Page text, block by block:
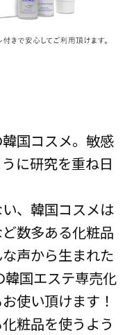
国コスメ。敏感
に研究を重ね日
、韓国コスメは
数多ある化粧品
声から生まれた
韓国エステ専売化
使い頂けます！
粧品を使うよう